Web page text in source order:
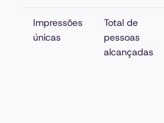
Impressões
únicas
Total de
pessoas
alcançadas